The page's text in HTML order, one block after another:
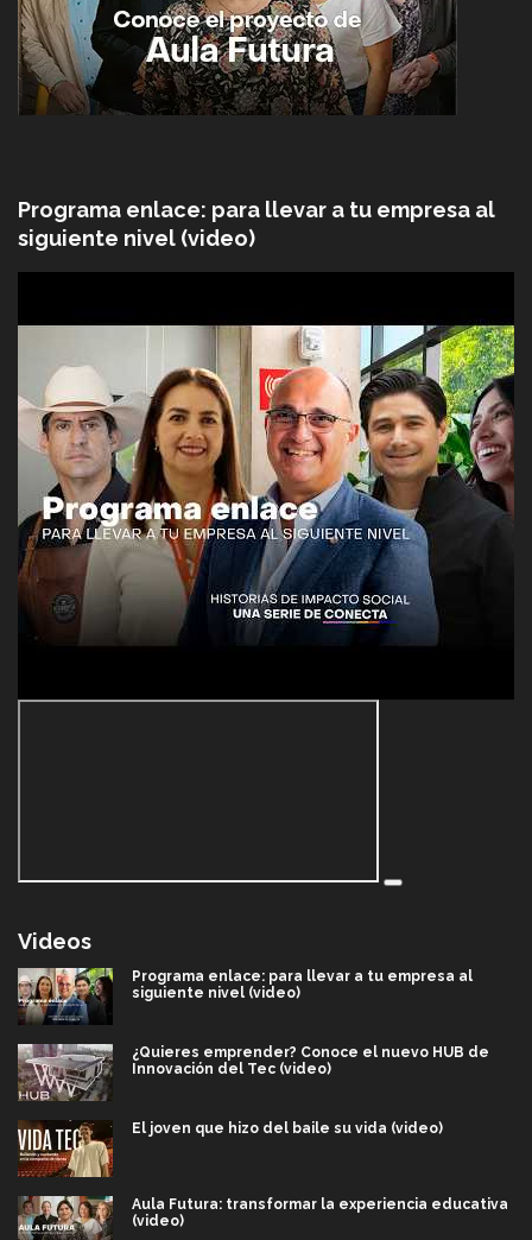
Programa enlace: para llevar a tu empresa al
siguiente nivel (video)
Videos
Programa enlace: para llevar a tu empresa al
siguiente nivel (video)
¿Quieres emprender? Conoce el nuevo HUB de
Innovación del Tec (video)
El joven que hizo del baile su vida (video)
Aula Futura: transformar la experiencia educativa
(video)